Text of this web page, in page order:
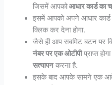
जिसमें आपकोआधार कार्ड का
इसमें आपको अपने आधार
क्लिक कर देना होगा.
जैसे ही आप सबमिट बटन पर
नंबर पर एक ओटीपीप्राप्त
सत्यापनकरना है.
इसके बाद आपके सामने एक